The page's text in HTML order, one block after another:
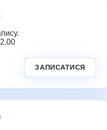
ЗАПИТ
ЗАПИСАТИСЯ